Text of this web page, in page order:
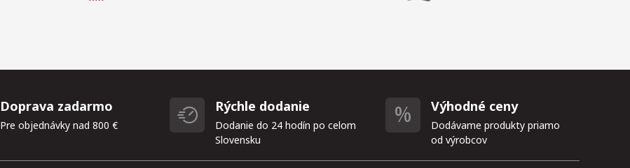
Doprava zadarmo
Pre objednávky nad 800 €
Rýchle dodanie
Dodanie do 24 hodín po celom
Slovensku
Výhodné ceny
Dodávame produkty priamo
od výrobcov